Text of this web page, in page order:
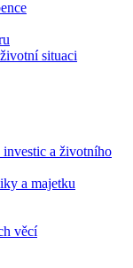
situaci
a životního
a majetku
věcí